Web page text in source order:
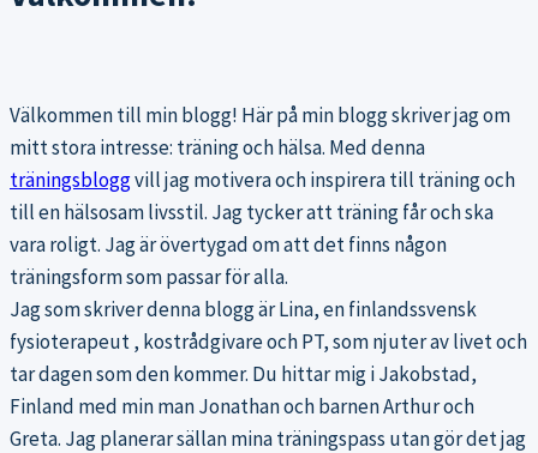
Välkommen till min blogg! Här på min blogg skriver jag om
mitt stora intresse: träning och hälsa. Med denna
träningsbloggvill jag motivera och inspirera till träning och
till en hälsosam livsstil. Jag tycker att träning får och ska
vara roligt. Jag är övertygad om att det finns någon
träningsform som passar för alla.
Jag som skriver denna blogg är Lina, en finlandssvensk
fysioterapeut , kostrådgivare och PT, som njuter av livet och
tar dagen som den kommer. Du hittar mig i Jakobstad,
Finland med min man Jonathan och barnen Arthur och
Greta. Jag planerar sällan mina träningspass utan gör det jag